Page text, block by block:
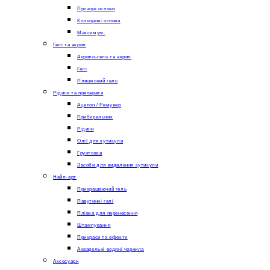
Прозорі основи
Кольорові основи
Максимум.
Гелі та акрил
Акрило-гель та акрил
Гелі
Пляшковий гель
Рідини та препарати
Ацетон / Ремувер
Прибиральник
Рідини
Олії для кутикули
Грунтовка
Засоби для видалення кутикули
Нейл-арт
Прикрашаючий гель
Павутинні гелі
Плівка для перенесення
Штампування
Прикраси та ефекти
Акварельні водяні чорнила
Аксесуари